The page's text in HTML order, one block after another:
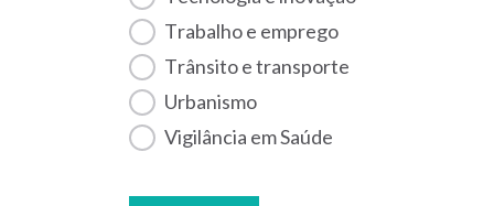
Trabalho e emprego
Trânsito e transporte
Urbanismo
Vigilância em Saúde